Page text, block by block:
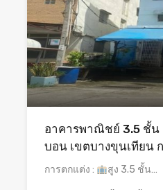
อาคารพาณิชย์ 3.5 ชั้น
บอน เขตบางขุนเทียน
การตกแต่ง : สูง 3.5 ชั้น…